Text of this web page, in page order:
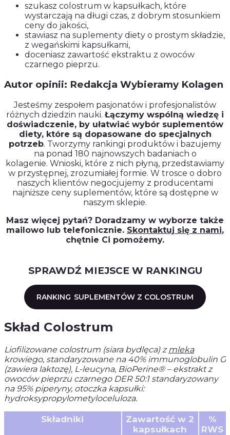
szukasz colostrum w kapsułkach, które
wystarczają na długi czas, z dobrym stosunkiem
ceny do jakości,
stawiasz na suplementy diety o prostym składzie,
z wegańskimi kapsułkami,
doceniasz zawartość ekstraktu z owoców
czarnego pieprzu.
Autor opinii: Redakcja Wybieramy Kolagen
Jesteśmy zespołem pasjonatów i profesjonalistów
różnych dziedzin nauki. Łączymy wspólną wiedzę i
doświadczenie, by ułatwiać wybór suplementów
diety, które są dopasowane do specjalnych
potrzeb. Tworzymy rankingi produktów i bazujemy
na ponad 180 najnowszych badaniach o
kolagenie. Wnioski, które z nich płyną, przedstawiamy
w przystępnej, zrozumiałej formie. W trosce o dobro
naszych klientów negocjujemy z producentami
najniższe ceny suplementów, które są dostępne w
naszym sklepie.
Masz więcej pytań? Doradzamy w wyborze także
mailowo lub telefonicznie. Skontaktuj się z nami,
chętnie Ci pomożemy.
SPRAWDŹ MIEJSCE W RANKINGU
RANKING SUPLEMENTÓW Z COLOSTRUM
Skład Colostrum
Liofilizowane colostrum (siara bydlęca) zmleka
krowiego, standaryzowane na 40% immunoglobulin G
(zawiera laktozę), L-leucyna, BioPerine® – ekstrakt z
owoców pieprzu czarnego DER 50:1 standaryzowany
na 95% piperyny, otoczka kapsułki:
hydroksypropylometyloceluloza.
Składniki
Zawartość w 2
kapsułkach
%
RWS